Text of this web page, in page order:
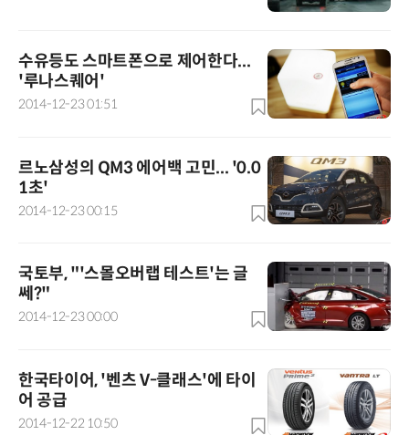
수유등도 스마트폰으로 제어한다...
'루나스퀘어'
2014-12-23 01:51
르노삼성의 QM3 에어백 고민... '0.0
1초'
2014-12-23 00:15
국토부, "'스몰오버랩 테스트'는 글
쎄?"
2014-12-23 00:00
한국타이어, '벤츠 V-클래스'에 타이
어 공급
2014-12-22 10:50